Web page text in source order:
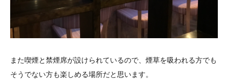
また喫煙と禁煙席が設けられているので、煙草を吸われる方でも
そうでない方も楽しめる場所だと思います。